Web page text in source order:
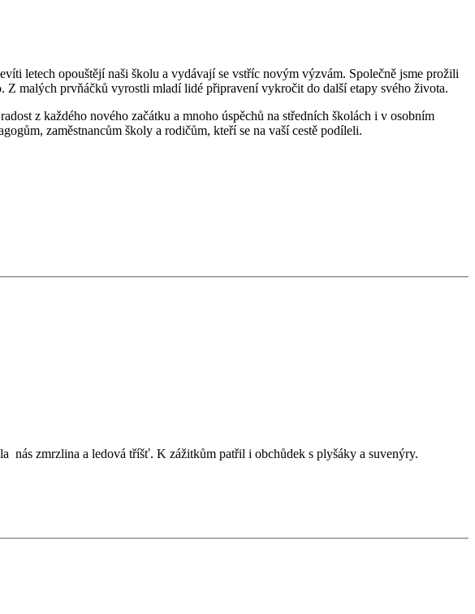
letech opouštějí naši školu a vydávají se vstříc novým výzvám. Společně jsme prožili
malých prvňáčků vyrostli mladí lidé připravení vykročit do další etapy svého života.
z každého nového začátku a mnoho úspěchů na středních školách i v osobním
zaměstnancům školy a rodičům, kteří se na vaší cestě podíleli.
zmrzlina a ledová tříšť. K zážitkům patřil i obchůdek s plyšáky a suvenýry.